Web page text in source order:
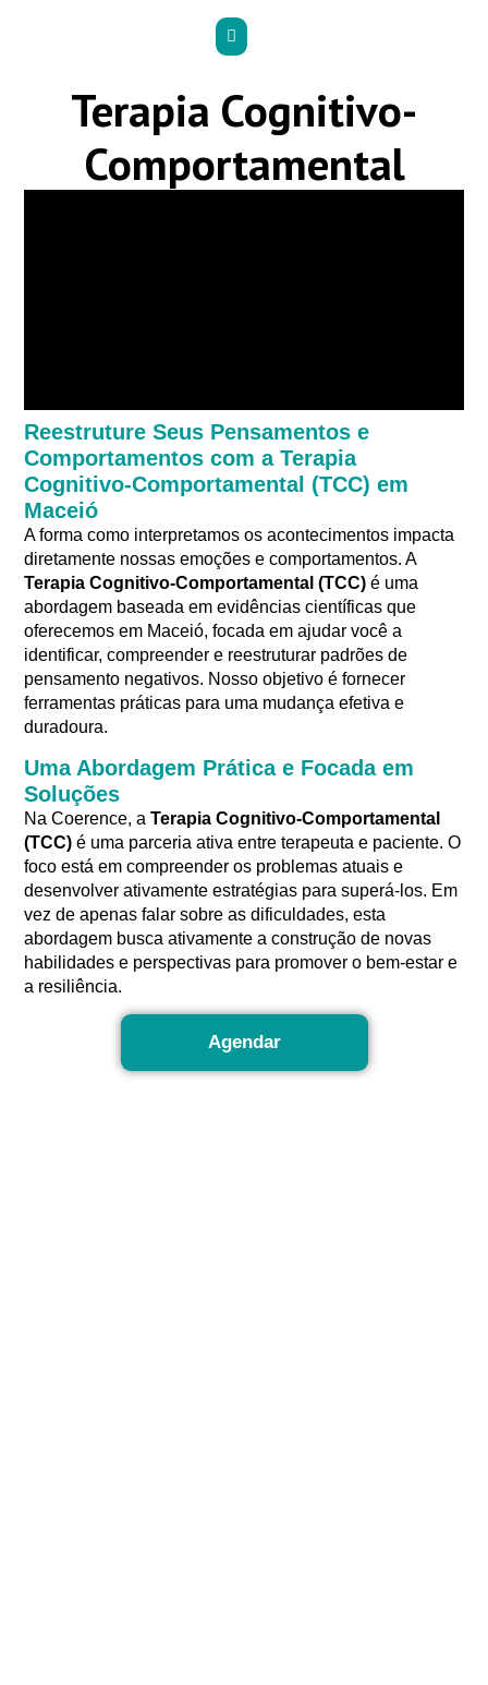
Terapia Cognitivo-
Comportamental
Reestruture Seus Pensamentos e
Comportamentos com a Terapia
Cognitivo-Comportamental (TCC) em
Maceió
A forma como interpretamos os acontecimentos impacta
diretamente nossas emoções e comportamentos.A
Terapia Cognitivo-Comportamental (TCC) é uma
abordagem baseada em evidências científicas que
oferecemos em Maceió, focada em ajudar você a
identificar, compreender e reestruturar padrões de
pensamento negativos. Nosso objetivo é fornecer
ferramentas práticas para uma mudança efetiva e
duradoura.
Uma Abordagem Prática e Focada em
Soluções
Na Coerence, aTerapia Cognitivo-Comportamental
(TCC) é uma parceria ativa entre terapeuta e paciente.O
foco está em compreender os problemas atuais e
desenvolver ativamente estratégias para superá-los. Em
vez de apenas falar sobre as dificuldades, esta
abordagem busca ativamente a construção de novas
habilidades e perspectivas para promover o bem-estar e
a resiliência.
Agendar